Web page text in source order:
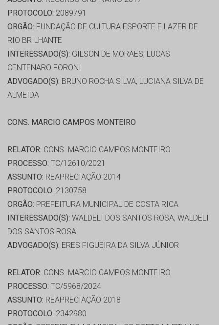
PROTOCOLO: 2089791
ORGÃO: FUNDAÇÃO DE CULTURA ESPORTE E LAZER DE
RIO BRILHANTE
INTERESSADO(S): GILSON DE MORAES, LUCAS
CENTENARO FORONI
ADVOGADO(S): BRUNO ROCHA SILVA, LUCIANA SILVA DE
ALMEIDA
CONS. MARCIO CAMPOS MONTEIRO
RELATOR: CONS. MARCIO CAMPOS MONTEIRO
PROCESSO: TC/12610/2021
ASSUNTO: REAPRECIAÇÃO 2014
PROTOCOLO: 2130758
ORGÃO: PREFEITURA MUNICIPAL DE COSTA RICA
INTERESSADO(S): WALDELI DOS SANTOS ROSA, WALDELI
DOS SANTOS ROSA
ADVOGADO(S): ERES FIGUEIRA DA SILVA JÚNIOR
RELATOR: CONS. MARCIO CAMPOS MONTEIRO
PROCESSO: TC/5968/2024
ASSUNTO: REAPRECIAÇÃO 2018
PROTOCOLO: 2342980